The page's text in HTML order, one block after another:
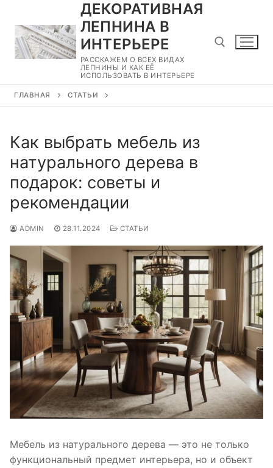
содержимому
ДЕКОРАТИВНАЯ
ЛЕПНИНА В
ИНТЕРЬЕРЕ
РАССКАЖЕМ О ВСЕХ ВИДАХ
ЛЕПНИНЫ И КАК ЕЁ
ИСПОЛЬЗОВАТЬ В ИНТЕРЬЕРЕ
ГЛАВНАЯ СТАТЬИ
Как выбрать мебель из
натурального дерева в
подарок: советы и
рекомендации
ADMIN 28.11.2024 СТАТЬИ
Мебель из натурального дерева — это не только
функциональный предмет интерьера, но и объект